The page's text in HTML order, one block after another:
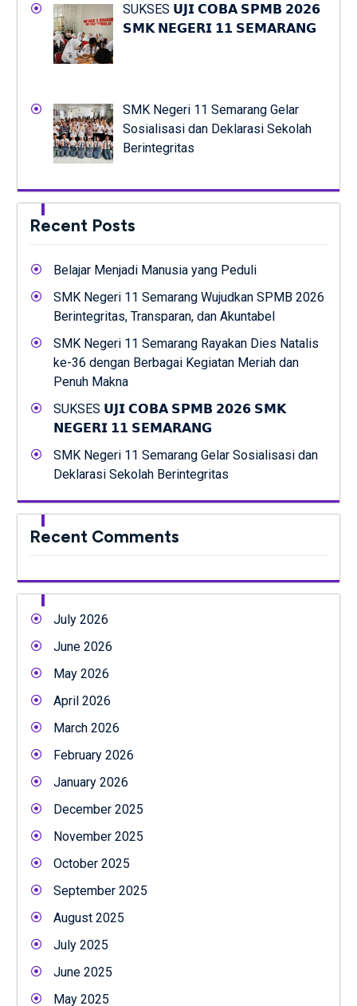
SUKSES 𝗨𝗝𝗜 𝗖𝗢𝗕𝗔 𝗦𝗣𝗠𝗕 𝟮𝟬𝟮𝟲
𝗦𝗠𝗞 𝗡𝗘𝗚𝗘𝗥𝗜 𝟭𝟭 𝗦𝗘𝗠𝗔𝗥𝗔𝗡𝗚
SMK Negeri 11 Semarang Gelar
Sosialisasi dan Deklarasi Sekolah
Berintegritas
Recent Posts
Belajar Menjadi Manusia yang Peduli
SMK Negeri 11 Semarang Wujudkan SPMB 2026
Berintegritas, Transparan, dan Akuntabel
SMK Negeri 11 Semarang Rayakan Dies Natalis
ke-36 dengan Berbagai Kegiatan Meriah dan
Penuh Makna
SUKSES 𝗨𝗝𝗜 𝗖𝗢𝗕𝗔 𝗦𝗣𝗠𝗕 𝟮𝟬𝟮𝟲 𝗦𝗠𝗞
𝗡𝗘𝗚𝗘𝗥𝗜 𝟭𝟭 𝗦𝗘𝗠𝗔𝗥𝗔𝗡𝗚
SMK Negeri 11 Semarang Gelar Sosialisasi dan
Deklarasi Sekolah Berintegritas
Recent Comments
July 2026
June 2026
May 2026
April 2026
March 2026
February 2026
January 2026
December 2025
November 2025
October 2025
September 2025
August 2025
July 2025
June 2025
May 2025